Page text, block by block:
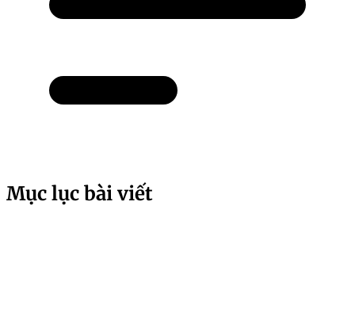
Mục lục bài viết